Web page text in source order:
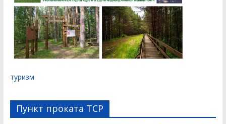
туризм
Пункт проката ТСР